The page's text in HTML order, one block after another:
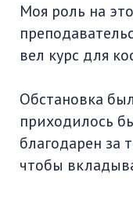
Моя роль на
вел курс для
Обстановка
приходилось
благодарен за
чтобы